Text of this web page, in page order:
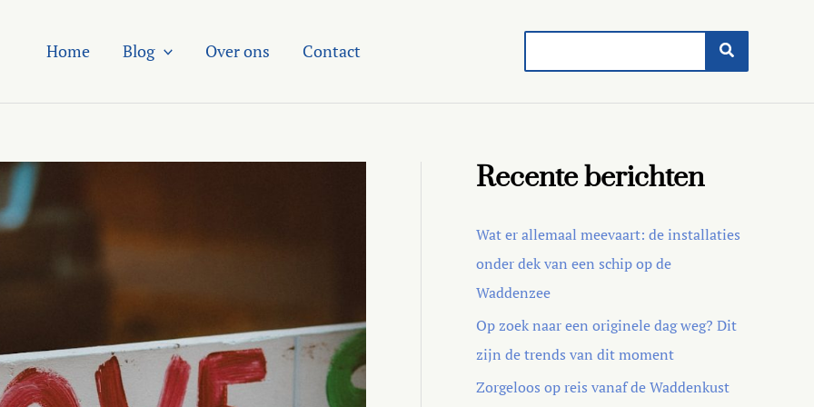
Home Blog Over ons Contact
Recente berichten
Wat er allemaal meevaart: de installaties
onder dek van een schip op de
Waddenzee
Op zoek naar een originele dag weg? Dit
zijn de trends van dit moment
Zorgeloos op reis vanaf de Waddenkust